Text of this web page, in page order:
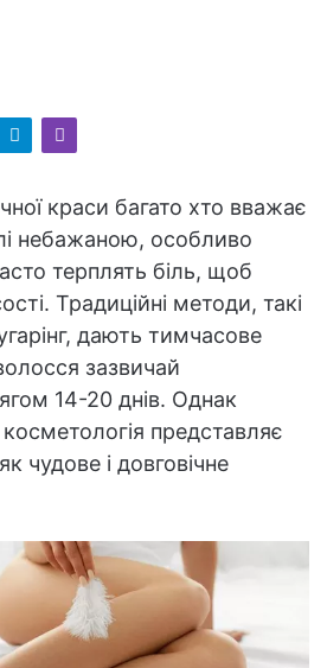
краси багато хто вважає
небажаною, особливо
терплять біль, щоб
Традиційні методи, такі
дають тимчасове
зазвичай
14-20 днів. Однак
представляє
чудове і довговічне